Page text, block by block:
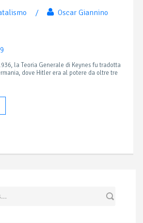
/
Oscar Giannino
la Teoria Generale di Keynes fu tradotta
dove Hitler era al potere da oltre tre